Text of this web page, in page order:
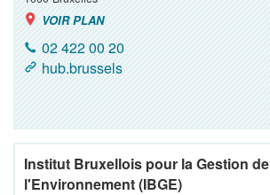
VOIR PLAN
02 422 00 20
hub.brussels
Institut Bruxellois pour la Gestion de
l'Environnement (IBGE)